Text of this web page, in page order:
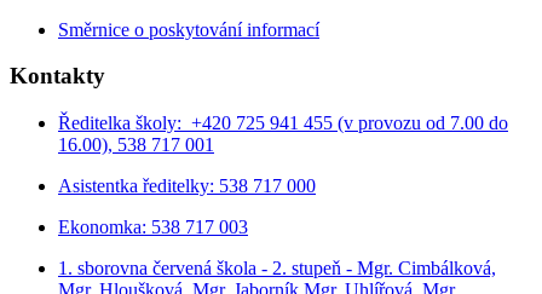
Směrnice o poskytování informací
Kontakty
Ředitelka školy: +420 725 941 455 (v provozu od 7.00 do
16.00), 538 717 001
Asistentka ředitelky: 538 717 000
Ekonomka: 538 717 003
1. sborovna červená škola - 2. stupeň - Mgr. Cimbálková,